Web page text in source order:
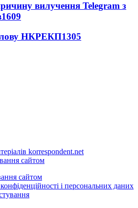
вилучення Telegram з
1609
НКРЕКП1305
korrespondent.net
сайтом
сайтом
і персональних даних